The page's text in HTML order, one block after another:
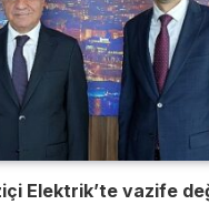
Elektrik’te vazife